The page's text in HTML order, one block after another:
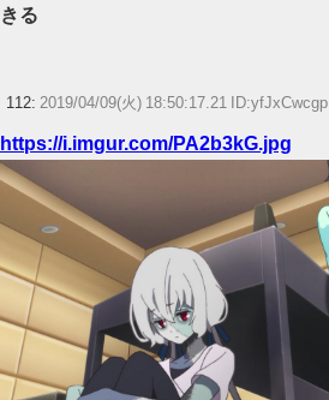
きる
112: 2019/04/09(火) 18:50:17.21 ID:yfJxCwcgp
https://i.imgur.com/PA2b3kG.jpg